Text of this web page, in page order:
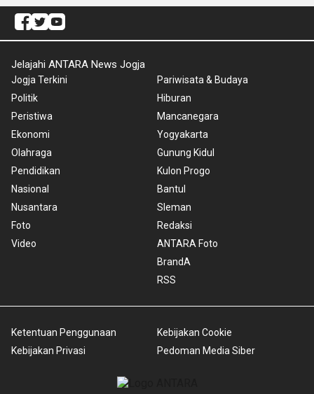
Jelajahi ANTARA News Jogja
Jogja Terkini
Politik
Peristiwa
Ekonomi
Olahraga
Pendidikan
Nasional
Nusantara
Foto
Video
Pariwisata & Budaya
Hiburan
Mancanegara
Yogyakarta
Gunung Kidul
Kulon Progo
Bantul
Sleman
Redaksi
ANTARA Foto
BrandA
RSS
Ketentuan Penggunaan
Kebijakan Privasi
Kebijakan Cookie
Pedoman Media Siber